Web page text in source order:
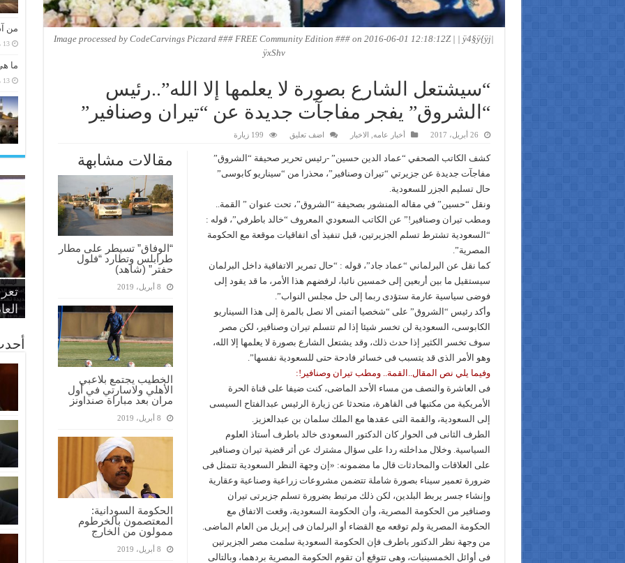
Image processed by CodeCarvings Piczard ### FREE Community Edition ### on 2016-06-01 12:18:12Z | | ÿ4§ÿ{ÿj|
ÿxShv
“سيشتعل الشارع بصورة لا يعلمها إلا الله”..رئيس
“الشروق” يفجر مفاجآت جديدة عن “تيران وصنافير”
26 أبريل، 2017 أخبار عامه الاخبار اضف تعليق 199 زيارة
مقالات مشابهة
“الوفاق” تسيطر على مطار
طرابلس وتطارد “فلول
حفتر” (شاهد)
8 أبريل، 2019
الخطيب يجتمع بلاعبي
الأهلي ولاسارتي في أول
مران بعد مباراة صنداونز
8 أبريل، 2019
الحكومة السودانية:
المعتصمون بالخرطوم
ممولون من الخارج
8 أبريل، 2019
كشف الكاتب الصحفي “عماد الدين حسين” -رئيس تحرير صحيفة “الشروق”
مفاجآت جديدة عن جزيرتي “تيران وصنافير”، محذرا من “سيناريو كابوسى”
حال تسليم الجزر للسعودية.
ونقل “حسين” في مقاله المنشور بصحيفة “الشروق”، تحت عنوان ” القمة..
ومطب تيران وصنافير!” عن الكاتب السعودي المعروف “خالد باطرفي”، قوله :
“السعودية تشترط تسلم الجزيرتين، قبل تنفيذ أى اتفاقيات موقعة مع الحكومة
المصرية”.
كما نقل عن البرلماني “عماد جاد”، قوله : “حال تمرير الاتفاقية داخل البرلمان
سيستقيل ما بين أربعين إلى خمسين نائبا، لرفضهم هذا الأمر، ما قد يقود إلى
فوضى سياسية عارمة ستؤدى ربما إلى حل مجلس النواب”.
وأكد رئيس “الشروق” على “شخصيا أتمنى ألا نصل بالمرة إلى هذا السيناريو
الكابوسى، السعودية لن تخسر شيئا إذا لم تتسلم تيران وصنافير، لكن مصر
سوف تخسر الكثير إذا حدث ذلك، وقد يشتعل الشارع بصورة لا يعلمها إلا الله،
وهو الأمر الذى قد يتسبب فى خسائر فادحة حتى للسعودية نفسها”.
وفيما يلي نص المقال..القمة.. ومطب تيران وصنافير!:
فى العاشرة والنصف من مساء الأحد الماضى، كنت ضيفا على قناة الحرة
الأمريكية من مكتبها فى القاهرة، متحدثا عن زيارة الرئيس عبدالفتاح السيسى
إلى السعودية، والقمة التى عقدها مع الملك سلمان بن عبدالعزيز.
الطرف الثانى فى الحوار كان الدكتور السعودى خالد باطرف أستاذ العلوم
السياسية. وخلال مداخلته ردا على سؤال مشترك عن أثر قضية تيران وصنافير
على العلاقات والمحادثات قال ما مضمونه: «إن وجهة النظر السعودية تتمثل فى
ضرورة تعمير سيناء بصورة شاملة تتضمن مشروعات زراعية وصناعية وعقارية
وإنشاء جسر يربط البلدين، لكن ذلك مرتبط بضرورة تسلم جزيرتى تيران
وصنافير من الحكومة المصرية، وأن الحكومة السعودية، وقعت الاتفاق مع
الحكومة المصرية ولم توقعه مع القضاء أو البرلمان فى إبريل من العام الماضى.
من وجهة نظر الدكتور باطرف فإن الحكومة السعودية سلمت مصر الجزيرتين
فى أوائل الخمسينيات، وهى تتوقع أن تقوم الحكومة المصرية بردهما، وبالتالى
من
13 مارس، 2026
ما
13 مارس، 2026